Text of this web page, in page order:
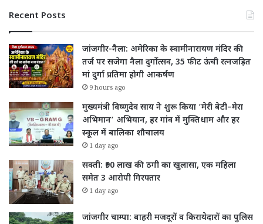
Recent Posts
जांजगीर-नैला: अमेरिका के स्वामीनारायण मंदिर की
तर्ज पर सजेगा नैला दुर्गोत्सव, 35 फीट ऊंची रत्नजड़ित
मां दुर्गा प्रतिमा होगी आकर्षण
9 hours ago
मुख्यमंत्री विष्णुदेव साय ने शुरू किया ‘मेरी बेटी–मेरा
अभिमान’ अभियान, हर गांव में मुक्तिधाम और हर
स्कूल में बालिका शौचालय
1 day ago
सक्ती: ₹90 लाख की ठगी का खुलासा, एक महिला
समेत 3 आरोपी गिरफ्तार
1 day ago
जांजगीर चाम्पा: बाहरी मजदूरों व किरायेदारों का पुलिस